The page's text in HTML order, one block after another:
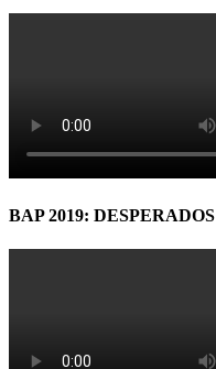
BAP 2019: DESPERADOS